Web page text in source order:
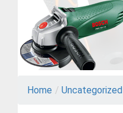
Home / Uncategorized